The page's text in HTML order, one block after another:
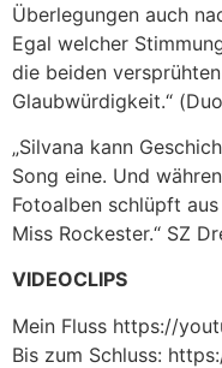
Überlegungen auch
Egal welcher
die beiden
Glaubwürdigkeit.“
„Silvana kann
Song eine. Und
Fotoalben schlüpft
Miss Rockester.“ SZ
VIDEOCLIPS
Mein Fluss https://
Bis zum Schluss: